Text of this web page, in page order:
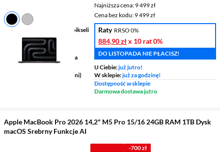
Ekran
14,2 ", 3024 x 1964 pikseli
120 Hz
Procesor Apple M5
16 GB zunifikowana
Apple M5 (10-rdzeni)
Najniższa cena: 9 499 zł
Najniższa cena: 9 499 zł
Cena bez kodu: 9 499 zł
Cena bez kodu: 9 499 zł
Raty RRSO 0%
884,90 złx 10 rat0%
DO LISTOPADA NIE PŁACISZ!
U Ciebie:już jutro!
W sklepie:już za godzinę!
Dostępność w sklepie
Darmowa dostawa jutro
Apple MacBook Pro 2026 14,2" M5 Pro 15/16 24GB RAM 1TB Dysk
macOS Srebrny Funkcje AI
-700 zł